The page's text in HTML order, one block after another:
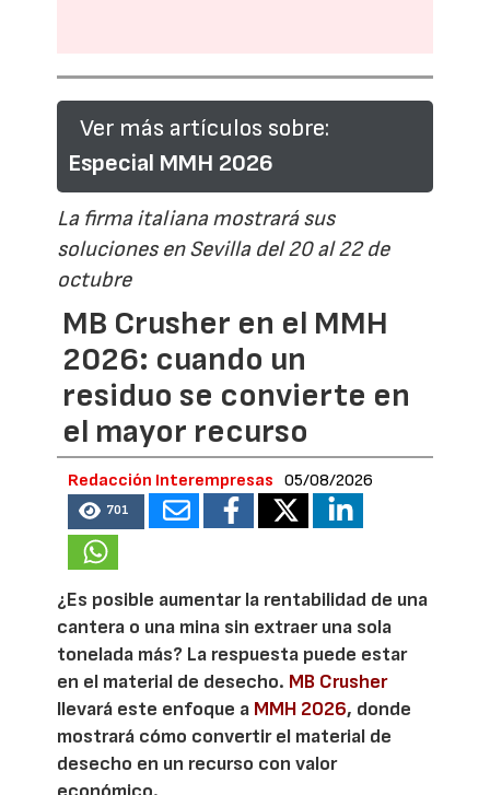
Ver más artículos sobre:
Especial MMH 2026
La firma italiana mostrará sus
soluciones en Sevilla del 20 al 22 de
octubre
MB Crusher en el MMH
2026: cuando un
residuo se convierte en
el mayor recurso
Redacción Interempresas 05/08/2026
701
¿Es posible aumentar la rentabilidad de una
cantera o una mina sin extraer una sola
tonelada más? La respuesta puede estar
en el material de desecho. MB Crusher
llevará este enfoque a MMH 2026, donde
mostrará cómo convertir el material de
desecho en un recurso con valor